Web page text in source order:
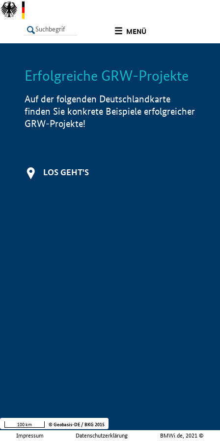
MENÜ
LISTE Info
Erfolgreiche GRW-Projekte
Auf der folgenden Deutschlandkarte
finden Sie konkrete Beispiele erfolgreicher
GRW-Projekte!
LOS GEHT'S
Impressum Datenschutzerklärung BMWi.de, 2021 ©
100 km © Geobasis-DE / BKG 2015